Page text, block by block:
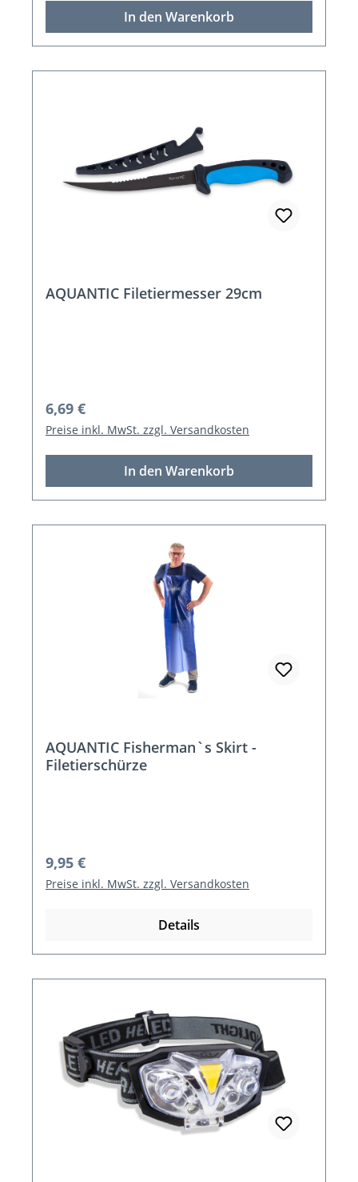
In den Warenkorb
AQUANTIC Filetiermesser 29cm
Regulärer Preis:
6,69 €
Preise inkl. MwSt. zzgl. Versandkosten
In den Warenkorb
AQUANTIC Fisherman`s Skirt -
Filetierschürze
Regulärer Preis:
9,95 €
Preise inkl. MwSt. zzgl. Versandkosten
Details